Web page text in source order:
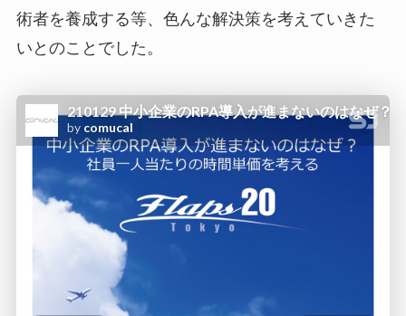
術者を養成する等、色んな解決策を考えていきた
いとのことでした。